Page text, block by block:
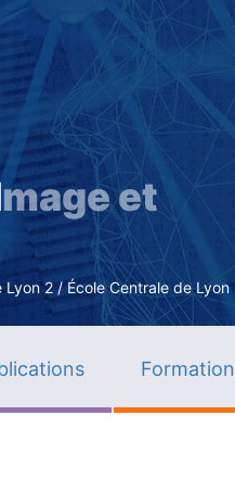
Aller
contenu
principal
mage et
2 / École Centrale de Lyon
Formation